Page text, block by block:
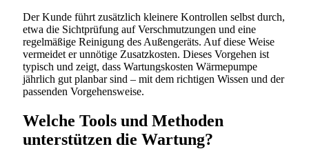
Der Kunde führt zusätzlich kleinere Kontrollen selbst durch,
etwa die Sichtprüfung auf Verschmutzungen und eine
regelmäßige Reinigung des Außengeräts. Auf diese Weise
vermeidet er unnötige Zusatzkosten. Dieses Vorgehen ist
typisch und zeigt, dass Wartungskosten Wärmepumpe
jährlich gut planbar sind – mit dem richtigen Wissen und der
passenden Vorgehensweise.
Welche Tools und Methoden
unterstützen die Wartung?